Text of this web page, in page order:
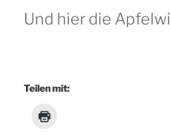
Und hier die
Teilen mit: